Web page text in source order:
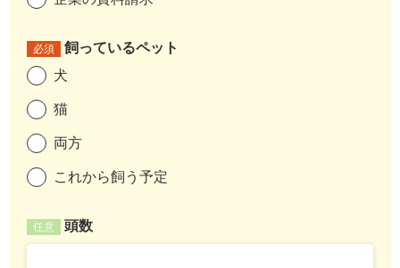
必須
飼っているペット
犬
猫
両方
これから飼う予定
任意 頭数